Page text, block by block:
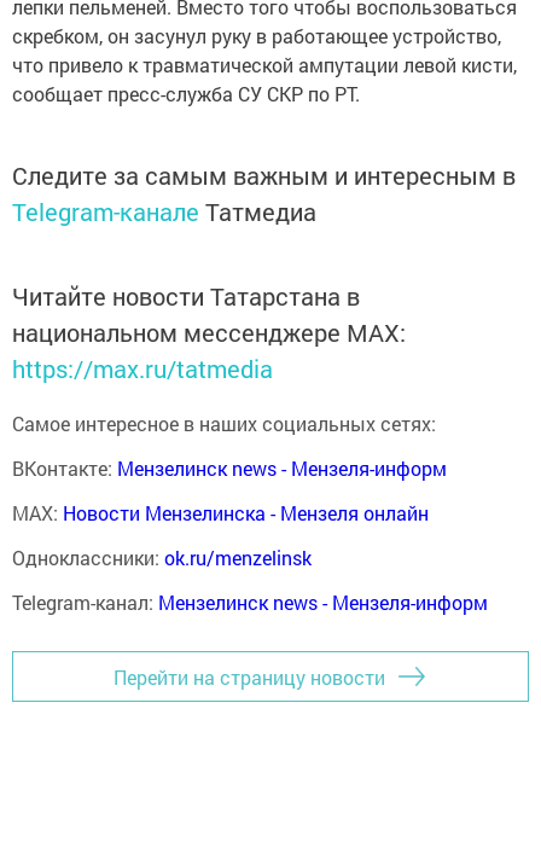
лепки пельменей. Вместо того чтобы воспользоваться
скребком, он засунул руку в работающее устройство,
что привело к травматической ампутации левой кисти,
сообщает пресс-служба СУ СКР по РТ.
Следите за самым важным и интересным в
Telegram-канале Татмедиа
Читайте новости Татарстана в
национальном мессенджере MАХ:
https://max.ru/tatmedia
Самое интересное в наших социальных сетях:
ВКонтакте: Мензелинск news - Мензеля-информ
MAX: Новости Мензелинска - Мензеля онлайн
Одноклассники: ok.ru/menzelinsk
Telegram-канал: Мензелинск news - Мензеля-информ
Перейти на страницу новости